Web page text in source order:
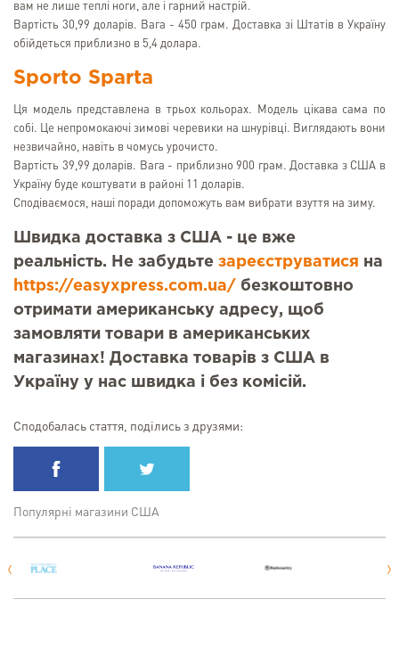
вам не лише теплі ноги, але і гарний настрій.
Вартість 30,99 доларів. Вага - 450 грам. Доставка зі Штатів в Україну
обійдеться приблизно в 5,4 долара.
Sporto Sparta
Ця модель представлена в трьох кольорах. Модель цікава сама по
собі. Це непромокаючі зимові черевики на шнурівці. Виглядають вони
незвичайно, навіть в чомусь урочисто.
Вартість 39,99 доларів. Вага - приблизно 900 грам. Доставка з США в
Україну буде коштувати в районі 11 доларів.
Сподіваємося, наші поради допоможуть вам вибрати взуття на зиму.
Швидка доставка з США - це вже
реальність. Не забудьте зареєструватися на
https://easyxpress.com.ua/ безкоштовно
отримати американську адресу, щоб
замовляти товари в американських
магазинах! Доставка товарів з США в
Україну у нас швидка і без комісій.
Сподобалась стаття, поділись з друзями:
Популярні магазини США